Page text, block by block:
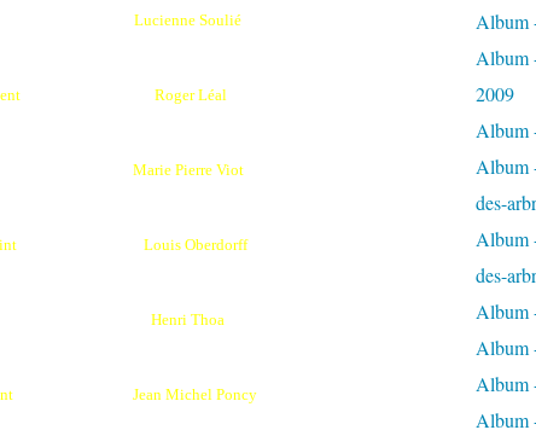
Lucienne Soulié
Roger Léal
Marie Pierre Viot
Louis Oberdorff
Henri Thoa
Jean Michel Poncy
Album
Album
2009
Album
Album
des-
Album
des-
Album
Album
Album
Album